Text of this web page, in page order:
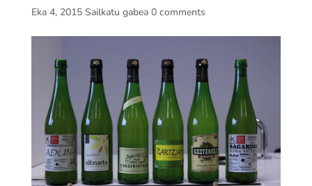
Eka 4, 2015 Sailkatu gabea 0 comments